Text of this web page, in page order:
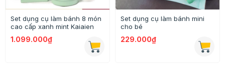
- Màu sắc: bạc
- Chất liệu: Vải bông
- Kích thước : 37 x 18 (cm)
Set dụng cụ làm bánh 8 món
cao cấp xanh mint Kaiaien
1.099.000₫
Set dụng cụ làm bánh mini
cho bé
229.000₫